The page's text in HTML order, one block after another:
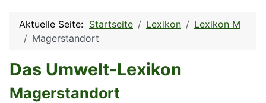
Aktuelle Seite: Startseite Lexikon
Lexikon M
Magerstandort
Das Umwelt-Lexikon
Magerstandort